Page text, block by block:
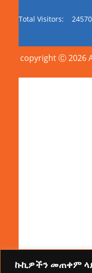
ኩኪዎችን መጠቀም
Total Visitors:
copyright Ⓒ 2026